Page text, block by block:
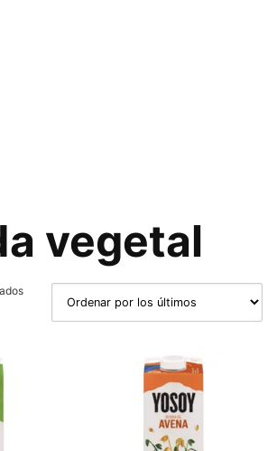
vegetal
Ordenado